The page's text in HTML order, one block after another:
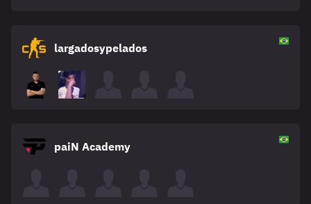
largadosypelados
paiN Academy